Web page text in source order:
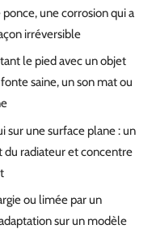
une corrosion qui a
irréversible
le pied avec un objet
saine, un son mat ou
sur une surface plane : un
du radiateur et concentre
ou limée par un
sur un modèle